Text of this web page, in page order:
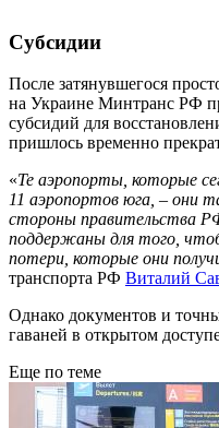
Субсидии
После затянувшегося
на Украине Минтранс РФ
субсидий для
пришлось временно
«Те аэропорты, которые
11 аэропортов юга, – они
стороны правительства
поддержаны для того,
потери, которые они
транспорта РФ Виталий
Однако документов и
гаваней в открытом
Еще по теме